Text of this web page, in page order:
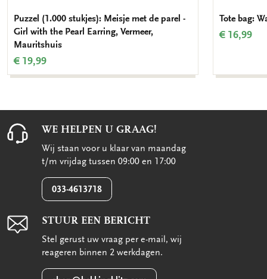
Puzzel (1.000 stukjes): Meisje met de parel -
Girl with the Pearl Earring, Vermeer,
Mauritshuis
€ 19,99
Tote bag:
€ 16,99
WE HELPEN U GRAAG!
Wij staan voor u klaar van maandag
t/m vrijdag tussen 09:00 en 17:00
033-4613718
STUUR EEN BERICHT
Stel gerust uw vraag per e-mail, wij
reageren binnen 2 werkdagen.